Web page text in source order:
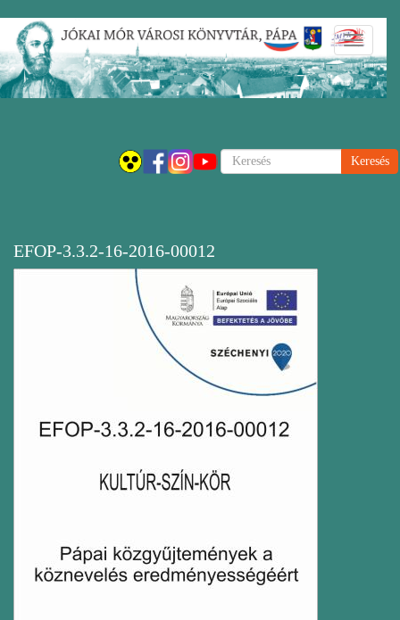
Ugrás
tartalomra
Keresés
EFOP-3.3.2-16-2016-00012